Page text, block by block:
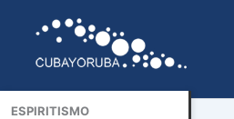
contenido
ESPIRITISMO